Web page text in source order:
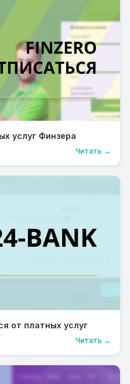
услуг Финзера
Читать →
от платных услуг
Читать →